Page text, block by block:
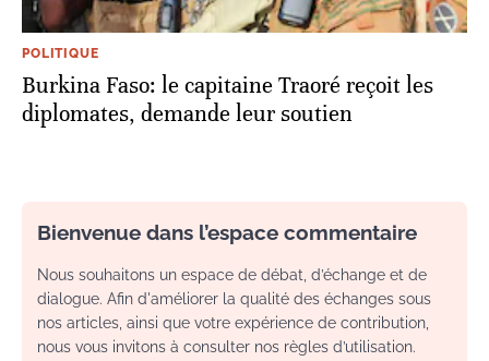
POLITIQUE
Burkina Faso: le capitaine Traoré reçoit les
diplomates, demande leur soutien
Bienvenue dans l’espace commentaire
Nous souhaitons un espace de débat, d’échange et de
dialogue. Afin d'améliorer la qualité des échanges sous
nos articles, ainsi que votre expérience de contribution,
nous vous invitons à consulter nos règles d’utilisation.